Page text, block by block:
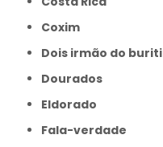
Coxim
Dois irmão do buriti
Dourados
Eldorado
Fala-verdade